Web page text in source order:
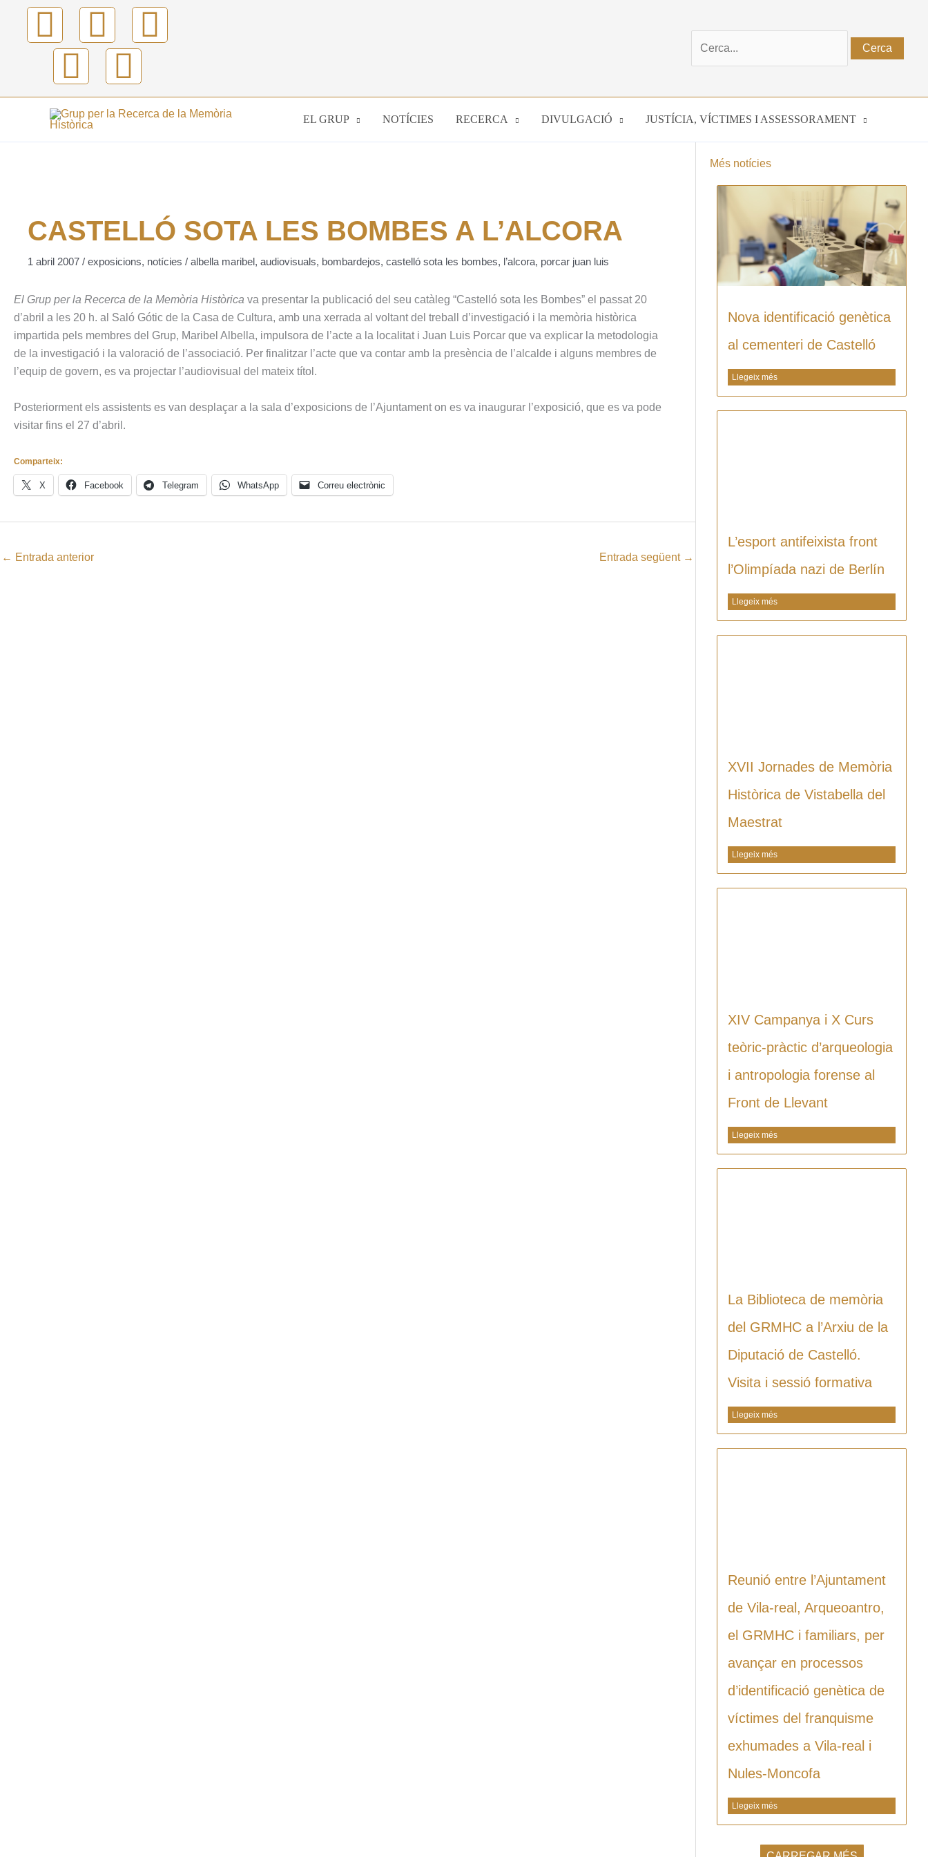
contingut
F
a
c
e
o
k
T
w
i
t
r
E
v
e
p
e
Y
o
u
t
e
I
n
s
t
r
a
m
EL GRUP NOTÍCIES RECERCA DIVULGACIÓ JUSTÍCIA, VÍCTIMES I ASSESSORAMENT
CASTELLÓ SOTA LES BOMBES A L’ALCORA
1 abril 2007 / exposicions, notícies / albella maribel, audiovisuals, bombardejos, castelló sota les bombes, l’alcora, porcar juan luis
El Grup per la Recerca de la Memòria Històrica va presentar la publicació del seu catàleg “Castelló sota les Bombes” el passat 20
d’abril a les 20 h. al Saló Gótic de la Casa de Cultura, amb una xerrada al voltant del treball d’investigació i la memòria històrica
impartida pels membres del Grup, Maribel Albella, impulsora de l’acte a la localitat i Juan Luis Porcar que va explicar la metodologia
de la investigació i la valoració de l’associació. Per finalitzar l’acte que va contar amb la presència de l’alcalde i alguns membres de
l’equip de govern, es va projectar l’audiovisual del mateix títol.
Posteriorment els assistents es van desplaçar a la sala d’exposicions de l’Ajuntament on es va inaugurar l’exposició, que es va pode
visitar fins el 27 d’abril.
Comparteix:
X Facebook Telegram WhatsApp Correu electrònic
← Entrada anterior Entrada següent →
Més notícies
Nova identificació genètica
al cementeri de Castelló
Llegeix més
L’esport antifeixista front
l’Olimpíada nazi de Berlín
Llegeix més
XVII Jornades de Memòria
Històrica de Vistabella del
Maestrat
Llegeix més
XIV Campanya i X Curs
teòric-pràctic d’arqueologia
i antropologia forense al
Front de Llevant
Llegeix més
La Biblioteca de memòria
del GRMHC a l’Arxiu de la
Diputació de Castelló.
Visita i sessió formativa
Llegeix més
Reunió entre l’Ajuntament
de Vila-real, Arqueoantro,
el GRMHC i familiars, per
avançar en processos
d’identificació genètica de
víctimes del franquisme
exhumades a Vila-real i
Nules-Moncofa
Llegeix més